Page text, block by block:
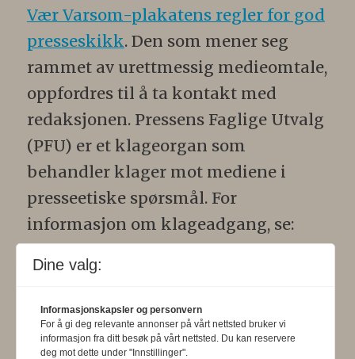
Vær Varsom-plakatens regler for god
presseskikk. Den som mener seg
rammet av urettmessig medieomtale,
oppfordres til å ta kontakt med
redaksjonen. Pressens Faglige Utvalg
(PFU) er et klageorgan som
behandler klager mot mediene i
presseetiske spørsmål. For
informasjon om klageadgang, se:
www.presse.no.
skal gjennom en saklig og fri
informasjons- og opinionsformidling
Dine valg:
Informasjonskapsler og personvern
For å gi deg relevante annonser på vårt nettsted bruker vi
informasjon fra ditt besøk på vårt nettsted. Du kan reservere
deg mot dette under "Innstillinger".